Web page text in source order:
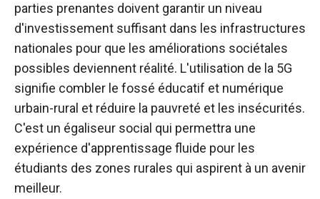
parties prenantes doivent garantir un niveau
d'investissement suffisant dans les infrastructures
nationales pour que les améliorations sociétales
possibles deviennent réalité. L'utilisation de la 5G
signifie combler le fossé éducatif et numérique
urbain-rural et réduire la pauvreté et les insécurités.
C'est un égaliseur social qui permettra une
expérience d'apprentissage fluide pour les
étudiants des zones rurales qui aspirent à un avenir
meilleur.